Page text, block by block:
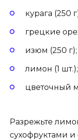
курага (250
грецкие
изюм (250 г);
лимон (1 шт.);
цветочный
Разрежьте
сухофруктами